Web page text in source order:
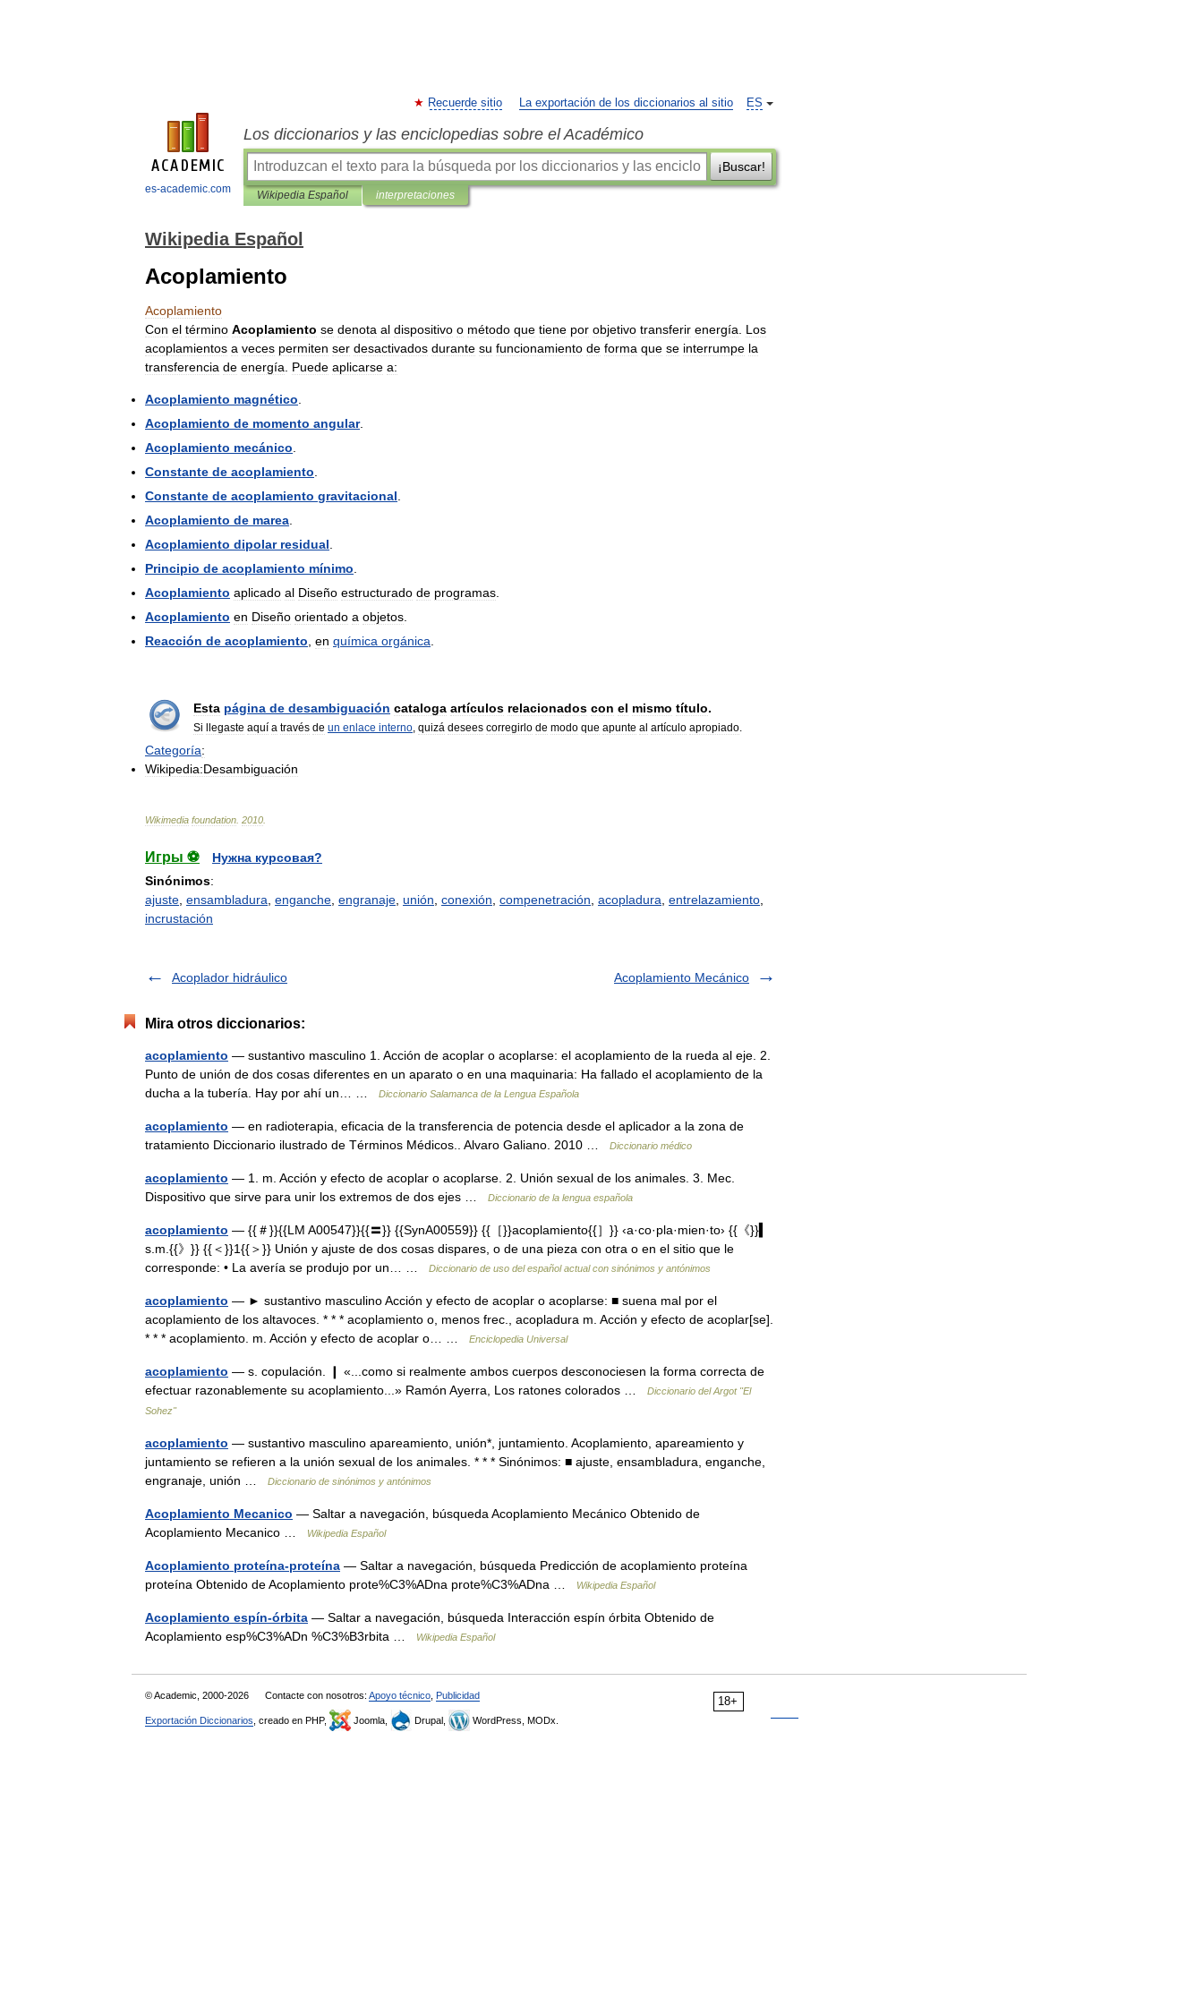
es-academic.com
ES
Recuerde sitio La exportación de los diccionarios al sitio
Los diccionarios y las enciclopedias sobre el Académico
¡Buscar!
Wikipedia Español interpretaciones
Wikipedia Español
Acoplamiento
Acoplamiento
Con el término Acoplamiento se denota al dispositivo o método que tiene por objetivo transferir energía
Los
acoplamientos a veces permiten ser desactivados durante su funcionamiento de forma que se interrumpe la
transferencia de energía Puede aplicarse a:
Acoplamiento magnético
Acoplamiento de momento angular.
Acoplamiento mecánico
Constante de acoplamiento
Constante de acoplamiento gravitacional
Acoplamiento de marea
Acoplamiento dipolar residual
Principio de acoplamiento mínimo
Acoplamiento aplicado al Diseño estructurado de programas
Acoplamiento en Diseño orientado a objetos
Reacción de acoplamiento en química orgánica
Esta página de desambiguación cataloga artículos relacionados con el mismo título.
Si llegaste aquí a través de un enlace interno, quizá desees corregirlo de modo que apunte al artículo apropiado.
Categoría:
Wikipedia:Desambiguación
Wikimedia foundation 2010
Игры ⚽
Нужна курсовая?
Sinónimos:
ajuste ensambladura enganche engranaje unión conexión compenetración acopladura entrelazamiento
incrustación
Acoplador hidráulico Acoplamiento Mecánico
Mira otros diccionarios:
acoplamiento — sustantivo masculino 1. Acción de acoplar o acoplarse: el acoplamiento de la rueda al eje. 2.
Punto de unión de dos cosas diferentes en un aparato o en una maquinaria: Ha fallado el acoplamiento de la
ducha a la tubería. Hay por ahí un… …
Diccionario Salamanca de la Lengua Española
acoplamiento — en radioterapia, eficacia de la transferencia de potencia desde el aplicador a la zona de
tratamiento Diccionario ilustrado de Términos Médicos.. Alvaro Galiano. 2010 …
Diccionario médico
acoplamiento — 1. m. Acción y efecto de acoplar o acoplarse. 2. Unión sexual de los animales. 3. Mec.
Dispositivo que sirve para unir los extremos de dos ejes …
Diccionario de la lengua española
acoplamiento — {{＃}}{{LM A00547}}{{〓}} {{SynA00559}} {{［}}acoplamiento{{］}} ‹a·co·pla·mien·to› {{《}}▍
s.m.{{》}} {{＜}}1{{＞}} Unión y ajuste de dos cosas dispares, o de una pieza con otra o en el sitio que le
corresponde: • La avería se produjo por un… …
Diccionario de uso del español actual con sinónimos y antónimos
acoplamiento — ► sustantivo masculino Acción y efecto de acoplar o acoplarse: ■ suena mal por el
acoplamiento de los altavoces. * * * acoplamiento o, menos frec., acopladura m. Acción y efecto de acoplar[se].
* * * acoplamiento. m. Acción y efecto de acoplar o… …
Enciclopedia Universal
acoplamiento — s. copulación. ❙ «...como si realmente ambos cuerpos desconociesen la forma correcta de
efectuar razonablemente su acoplamiento...» Ramón Ayerra, Los ratones colorados …
Diccionario del Argot "El
Sohez"
acoplamiento — sustantivo masculino apareamiento, unión*, juntamiento. Acoplamiento, apareamiento y
juntamiento se refieren a la unión sexual de los animales. * * * Sinónimos: ■ ajuste, ensambladura, enganche,
engranaje, unión …
Diccionario de sinónimos y antónimos
Acoplamiento Mecanico — Saltar a navegación, búsqueda Acoplamiento Mecánico Obtenido de
Acoplamiento Mecanico …
Wikipedia Español
Acoplamiento proteína-proteína — Saltar a navegación, búsqueda Predicción de acoplamiento proteína
proteína Obtenido de Acoplamiento prote%C3%ADna prote%C3%ADna …
Wikipedia Español
Acoplamiento espín-órbita — Saltar a navegación, búsqueda Interacción espín órbita Obtenido de
Acoplamiento esp%C3%ADn %C3%B3rbita …
Wikipedia Español
18+
© Academic, 2000-2026 Contacte con nosotros: Apoyo técnico Publicidad
Exportación Diccionarios , creado en PHP, Joomla, Drupal, WordPress, MODx.